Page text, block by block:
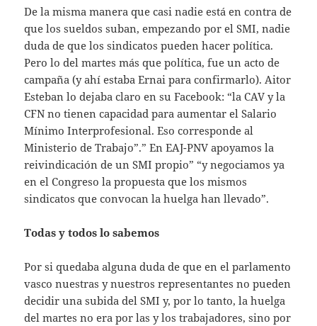
De la misma manera que casi nadie está en contra de
que los sueldos suban, empezando por el SMI, nadie
duda de que los sindicatos pueden hacer política.
Pero lo del martes más que política, fue un acto de
campaña (y ahí estaba Ernai para confirmarlo). Aitor
Esteban lo dejaba claro en su Facebook: “la CAV y la
CFN no tienen capacidad para aumentar el Salario
Mínimo Interprofesional. Eso corresponde al
Ministerio de Trabajo”.” En EAJ-PNV apoyamos la
reivindicación de un SMI propio” “y negociamos ya
en el Congreso la propuesta que los mismos
sindicatos que convocan la huelga han llevado”.
Todas y todos lo sabemos
Por si quedaba alguna duda de que en el parlamento
vasco nuestras y nuestros representantes no pueden
decidir una subida del SMI y, por lo tanto, la huelga
del martes no era por las y los trabajadores, sino por